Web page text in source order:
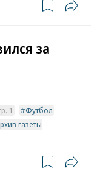
за
1
Футбол
газеты